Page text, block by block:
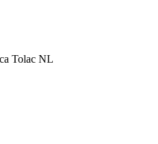
Tolac NL